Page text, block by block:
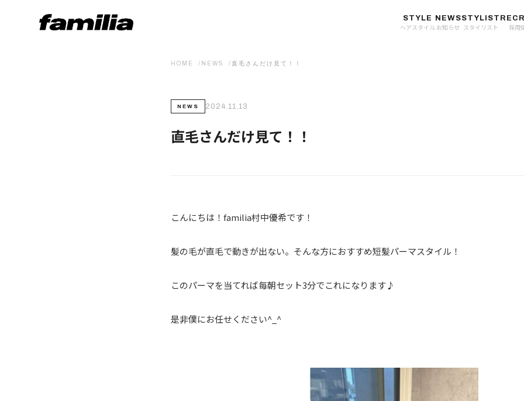
STYLE
ヘアスタイル
NEWS
お知らせ
STYLIST
スタイリスト 採用
HOME NEWS 直毛さんだけ見て！！
NEWS 2024.11.13
直毛さんだけ見て！！
こんにちは！familia村中優希です！
髪の毛が直毛で動きが出ない。そんな方におすすめ短髪パーマスタイル！
このパーマを当てれば毎朝セット3分でこれになります♪
是非僕にお任せください^_^